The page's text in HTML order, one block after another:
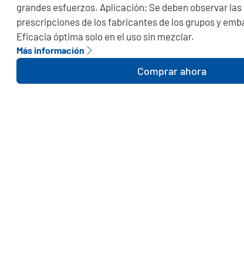
grandes esfuerzos. Aplicación; Se deben observar
prescripciones de los fabricantes de los grupos y
Eficacia óptima solo en el uso sin mezclar.
Más información
Comprar ahora